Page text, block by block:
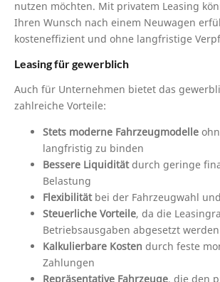
nutzen möchten. Mit privatem Leasing
Ihren Wunsch nach einem Neuwagen
kosteneffizient und ohne langfristige
Leasing für gewerblich
Auch für Unternehmen bietet das
zahlreiche Vorteile:
Stets moderne Fahrzeugmodelle
langfristig zu binden
Bessere Liquiditätdurch geringe
Belastung
Flexibilitätbei der Fahrzeugwahl
Steuerliche Vorteile, da die
Betriebsausgaben abgesetzt
Kalkulierbare Kosten durch feste
Zahlungen
Repräsentative Fahrzeuge, die den